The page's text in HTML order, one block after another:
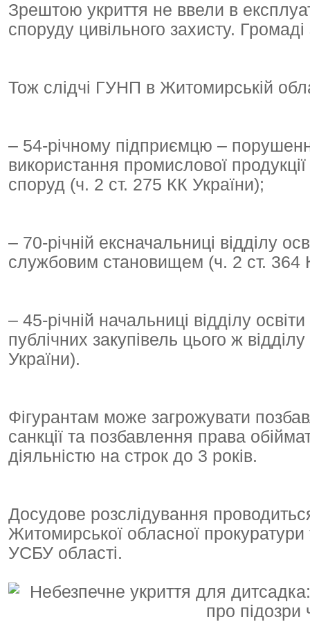
Зрештою укриття не ввели в
споруду цивільного захисту.
Тож слідчі ГУНП в Житомирській
– 54-річному підприємцю –
використання промислової продукції
споруд (ч. 2 ст. 275 КК України);
– 70-річній ексначальниці відділу
службовим становищем (ч. 2 ст. 364
– 45-річній начальниці відділу
публічних закупівель цього ж
України).
Фігурантам може загрожувати
санкції та позбавлення права
діяльністю на строк до 3 років.
Досудове розслідування
Житомирської обласної прокуратури
УСБУ області.